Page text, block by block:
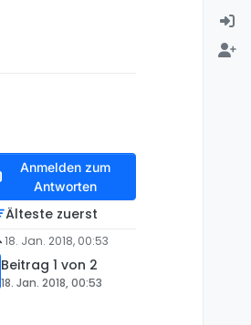
Anmelden zum
Antworten
Älteste zuerst
18. Jan. 2018, 00:53
Beitrag 1 von 2
18. Jan. 2018, 00:53